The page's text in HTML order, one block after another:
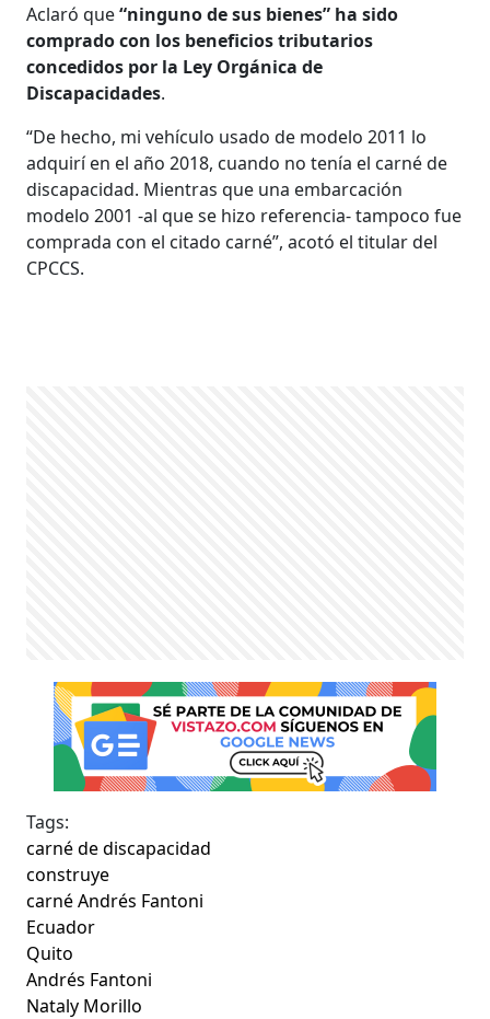
Aclaró que“ninguno de sus bienes” ha sido
comprado con los beneficios tributarios
concedidos por la Ley Orgánica de
Discapacidades.
“De hecho, mi vehículo usado de modelo 2011 lo
adquirí en el año 2018, cuando no tenía el carné de
discapacidad. Mientras que una embarcación
modelo 2001 -al que se hizo referencia- tampoco fue
comprada con el citado carné”, acotó el titular del
CPCCS.
Tags:
carné de discapacidad
construye
carné Andrés Fantoni
Ecuador
Quito
Andrés Fantoni
Nataly Morillo